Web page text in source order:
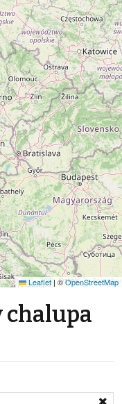
Leaflet | ©OpenStreetMap
chalupa